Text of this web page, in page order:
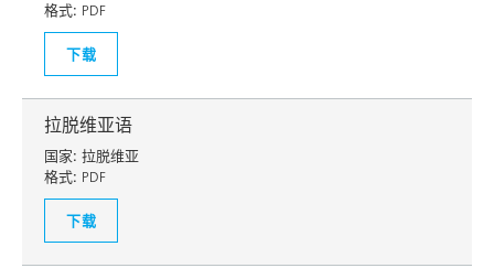
格式: PDF
下载
拉脱维亚语
国家: 拉脱维亚
格式: PDF
下载